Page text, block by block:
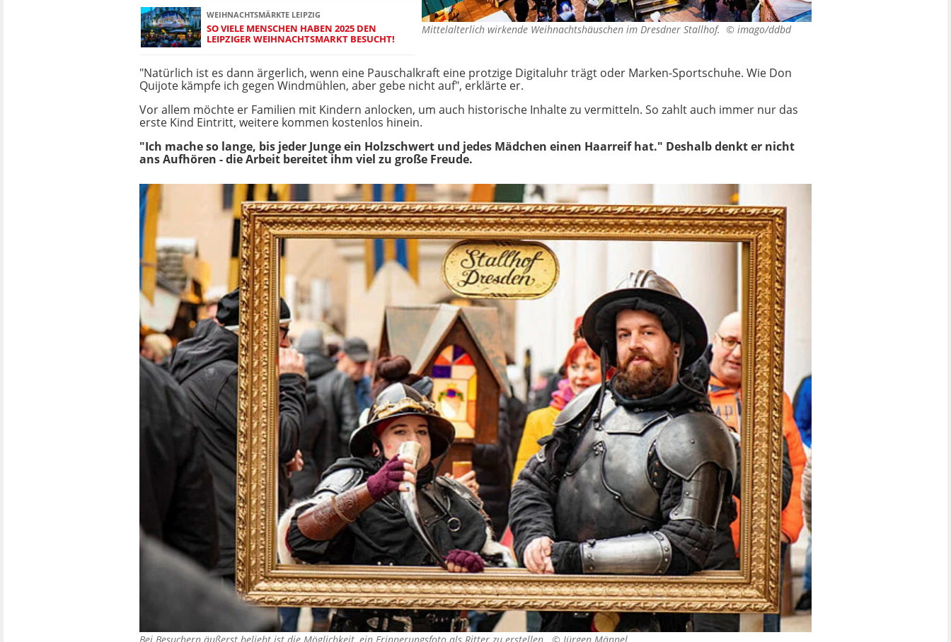
Mittelalterlich wirkende Weihnachtshäuschen im Dresdner Stallhof. © imago/ddbd
WEIHNACHTSMÄRKTE LEIPZIG
SO VIELE MENSCHEN HABEN 2025 DEN
LEIPZIGER WEIHNACHTSMARKT BESUCHT!
"Natürlich ist es dann ärgerlich, wenn eine Pauschalkraft eine protzige Digitaluhr trägt oder Marken-Sportschuhe. Wie Don
Quijote kämpfe ich gegen Windmühlen, aber gebe nicht auf", erklärte er.
Vor allem möchte er Familien mit Kindern anlocken, um auch historische Inhalte zu vermitteln. So zahlt auch immer nur das
erste Kind Eintritt, weitere kommen kostenlos hinein.
"Ich mache so lange, bis jeder Junge ein Holzschwert und jedes Mädchen einen Haarreif hat." Deshalb denkt er nicht
ans Aufhören - die Arbeit bereitet ihm viel zu große Freude.
Bei Besuchern äußerst beliebt ist die Möglichkeit, ein Erinnerungsfoto als Ritter zu erstellen. © Jürgen Männel